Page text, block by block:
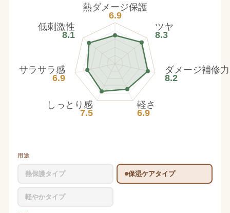
熱ダメージ保護
6.9
ツヤ
8.3
ダメージ補修力
8.2
軽さ
6.9
しっとり感
7.5
サラサラ感
6.9
低刺激性
8.1
用途
熱保護タイプ 保湿ケアタイプ
軽やかタイプ